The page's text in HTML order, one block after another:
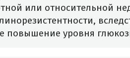
или относительной
повышение уровня